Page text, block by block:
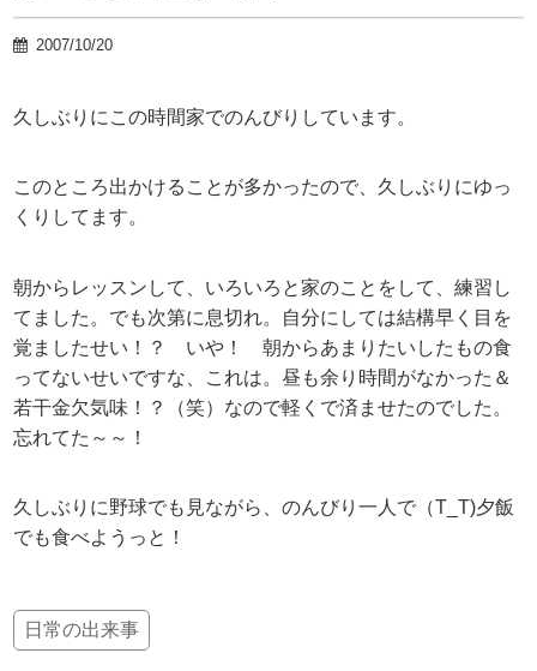
2007/10/20
久しぶりにこの時間家でのんびりしています。
このところ出かけることが多かったので、久しぶりにゆっ
くりしてます。
朝からレッスンして、いろいろと家のことをして、練習し
てました。でも次第に息切れ。自分にしては結構早く目を
覚ましたせい！？ いや！ 朝からあまりたいしたもの食
ってないせいですな、これは。昼も余り時間がなかった＆
若干金欠気味！？（笑）なので軽くで済ませたのでした。
忘れてた～～！
久しぶりに野球でも見ながら、のんびり一人で（T_T)夕飯
でも食べようっと！
日常の出来事